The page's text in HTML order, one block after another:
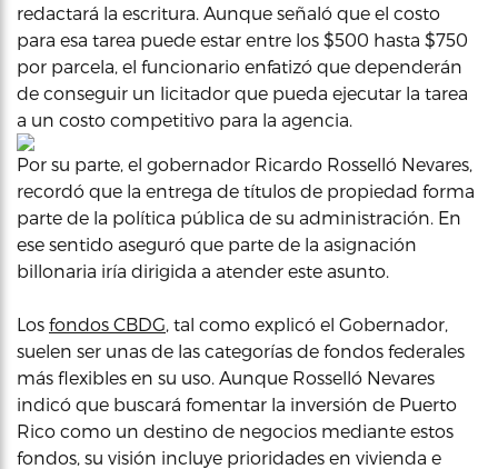
redactará la escritura. Aunque señaló que el costo
para esa tarea puede estar entre los $500 hasta $750
por parcela, el funcionario enfatizó que dependerán
de conseguir un licitador que pueda ejecutar la tarea
a un costo competitivo para la agencia.
Por su parte, el gobernador Ricardo Rosselló Nevares,
recordó que la entrega de títulos de propiedad forma
parte de la política pública de su administración. En
ese sentido aseguró que parte de la asignación
billonaria iría dirigida a atender este asunto.
Los fondos CBDG , tal como explicó el Gobernador,
suelen ser unas de las categorías de fondos federales
más flexibles en su uso. Aunque Rosselló Nevares
indicó que buscará fomentar la inversión de Puerto
Rico como un destino de negocios mediante estos
fondos, su visión incluye prioridades en vivienda e